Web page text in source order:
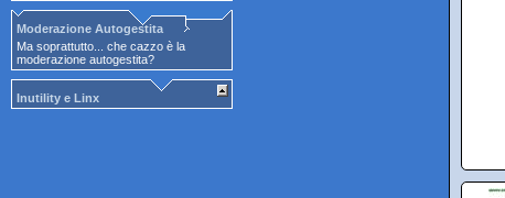
Moderazione Autogestita
Ma soprattutto... che cazzo è la
moderazione autogestita?
Inutility e Linx